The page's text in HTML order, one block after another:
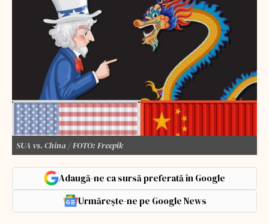
SUA vs. China / FOTO: Freepik
Adaugă-ne ca sursă preferată în Google
Urmărește-ne pe Google News